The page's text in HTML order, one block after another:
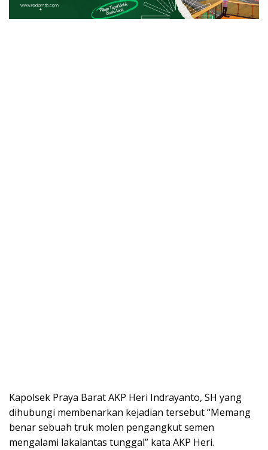
Kapolsek Praya Barat AKP Heri Indrayanto, SH yang
dihubungi membenarkan kejadian tersebut “Memang
benar sebuah truk molen pengangkut semen
mengalami lakalantas tunggal” kata AKP Heri.